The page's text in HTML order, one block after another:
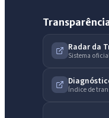
Radar da
Sistema
Índice de
IntGest AI
Assistente do Portal
Olá. Pergunte sobre